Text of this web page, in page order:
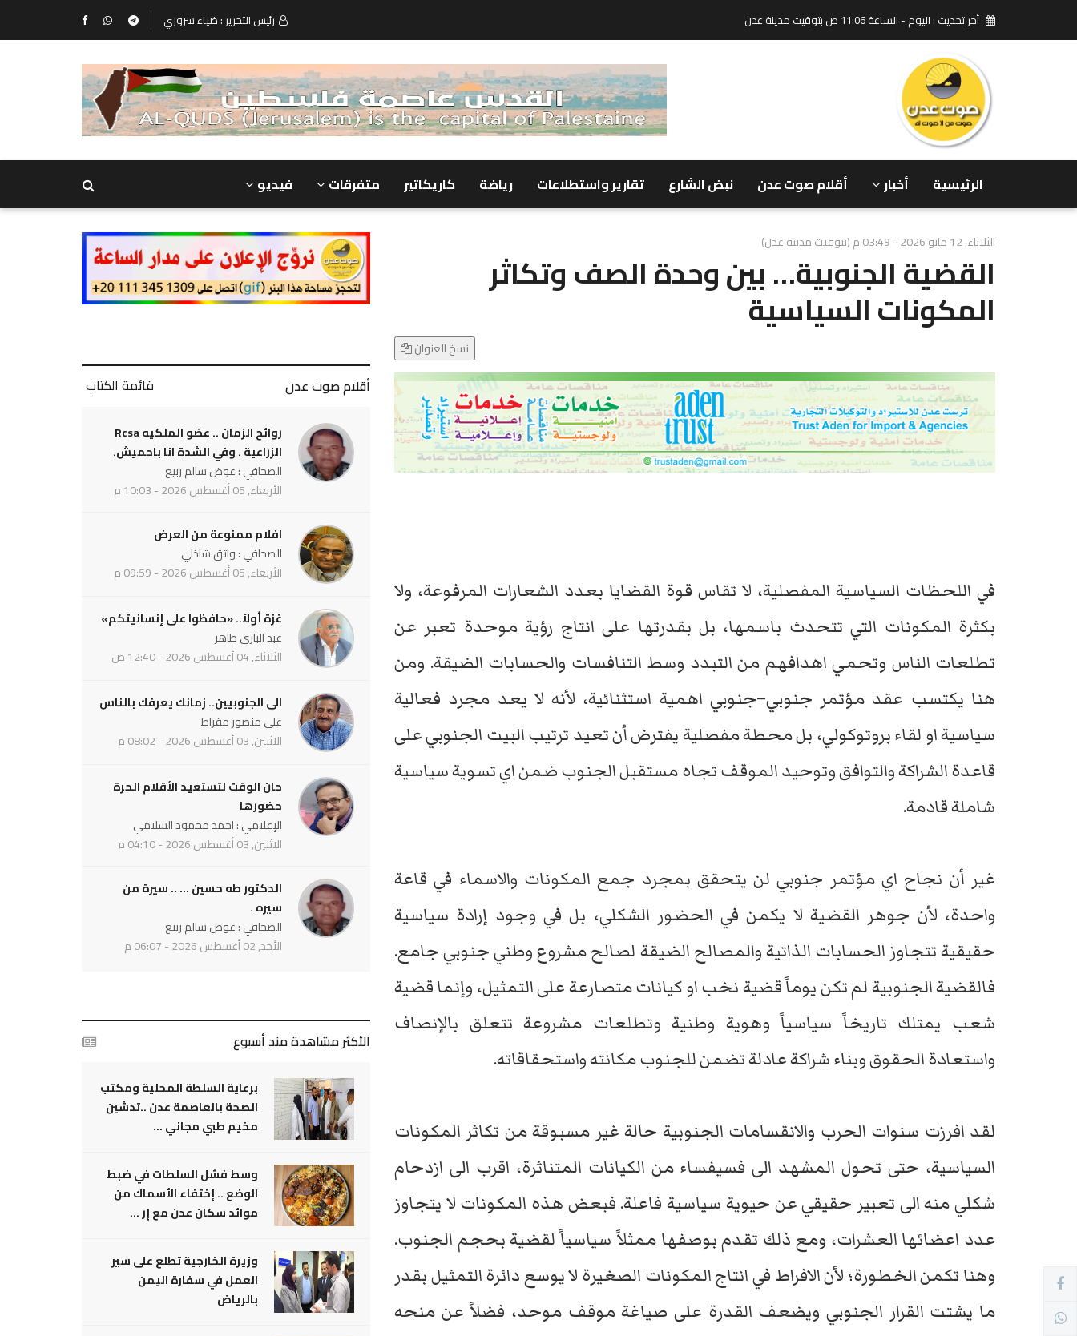
أخر تحديث : اليوم - الساعة 11:06 ص بتوقيت مدينة عدن رئيس التحرير : ضياء سروري
الرئيسية أخبار أقلام صوت عدن نبض الشارع تقارير واستطلاعات رياضة كاريكاتير متفرقات فيديو
الثلاثاء, 12 مايو 2026 - 03:49 م (بتوقيت مدينة عدن)
القضية الجنوبية… بين وحدة الصف وتكاثر
المكونات السياسية
نسخ العنوان
في اللحظات السياسية المفصلية، لا تقاس قوة القضايا بعدد الشعارات المرفوعة، ولا
بكثرة المكونات التي تتحدث باسمها، بل بقدرتها على انتاج رؤية موحدة تعبر عن
تطلعات الناس وتحمي اهدافهم من التبدد وسط التنافسات والحسابات الضيقة. ومن
هنا يكتسب عقد مؤتمر جنوبي–جنوبي اهمية استثنائية، لأنه لا يعد مجرد فعالية
سياسية او لقاء بروتوكولي، بل محطة مفصلية يفترض أن تعيد ترتيب البيت الجنوبي على
قاعدة الشراكة والتوافق وتوحيد الموقف تجاه مستقبل الجنوب ضمن اي تسوية سياسية
شاملة قادمة.
غير أن نجاح اي مؤتمر جنوبي لن يتحقق بمجرد جمع المكونات والاسماء في قاعة
واحدة، لأن جوهر القضية لا يكمن في الحضور الشكلي، بل في وجود إرادة سياسية
حقيقية تتجاوز الحسابات الذاتية والمصالح الضيقة لصالح مشروع وطني جنوبي جامع.
فالقضية الجنوبية لم تكن يوماً قضية نخب او كيانات متصارعة على التمثيل، وإنما قضية
شعب يمتلك تاريخاً سياسياً وهوية وطنية وتطلعات مشروعة تتعلق بالإنصاف
واستعادة الحقوق وبناء شراكة عادلة تضمن للجنوب مكانته واستحقاقاته.
لقد افرزت سنوات الحرب والانقسامات الجنوبية حالة غير مسبوقة من تكاثر المكونات
السياسية، حتى تحول المشهد الى فسيفساء من الكيانات المتناثرة، اقرب الى ازدحام
شكلي منه الى تعبير حقيقي عن حيوية سياسية فاعلة. فبعض هذه المكونات لا يتجاوز
عدد اعضائها العشرات، ومع ذلك تقدم بوصفها ممثلاً سياسياً لقضية بحجم الجنوب.
وهنا تكمن الخطورة؛ لأن الافراط في انتاج المكونات الصغيرة لا يوسع دائرة التمثيل بقدر
ما يشتت القرار الجنوبي ويضعف القدرة على صياغة موقف موحد، فضلاً عن منحه
أقلام صوت عدن قائمة الكتاب
روائح الزمان .. عضو الملكيه Rcsa
الزراعية . وفي الشدة انا باحميش.
الصحافي : عوض سالم ربيع
الأربعاء, 05 أغسطس 2026 - 10:03 م
افلام ممنوعة من العرض
الصحافي : واثق شاذلي
الأربعاء, 05 أغسطس 2026 - 09:59 م
غزة أولاً.. «حافظوا على إنسانيتكم»
عبد الباري طاهر
الثلاثاء, 04 أغسطس 2026 - 12:40 ص
الى الجنوبيين.. زمانك يعرفك بالناس
علي منصور مقراط
الاثنين, 03 أغسطس 2026 - 08:02 م
حان الوقت لتستعيد الأقلام الحرة
حضورها
الإعلامي : احمد محمود السلامي
الاثنين, 03 أغسطس 2026 - 04:10 م
الدكتور طه حسين ... .. سيرة من
سيره .
الصحافي : عوض سالم ربيع
الأحد, 02 أغسطس 2026 - 06:07 م
الأكثر مشاهدة مند أسبوع
برعاية السلطة المحلية ومكتب
الصحة بالعاصمة عدن ..تدشين
مخيم طبي مجاني ...
وسط فشل السلطات في ضبط
الوضع .. إختفاء الأسماك من
موائد سكان عدن مع إر ...
وزيرة الخارجية تطلع على سير
العمل في سفارة اليمن
بالرياض